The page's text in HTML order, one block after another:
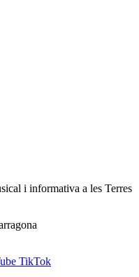
i informativa a les Terres
TikTok